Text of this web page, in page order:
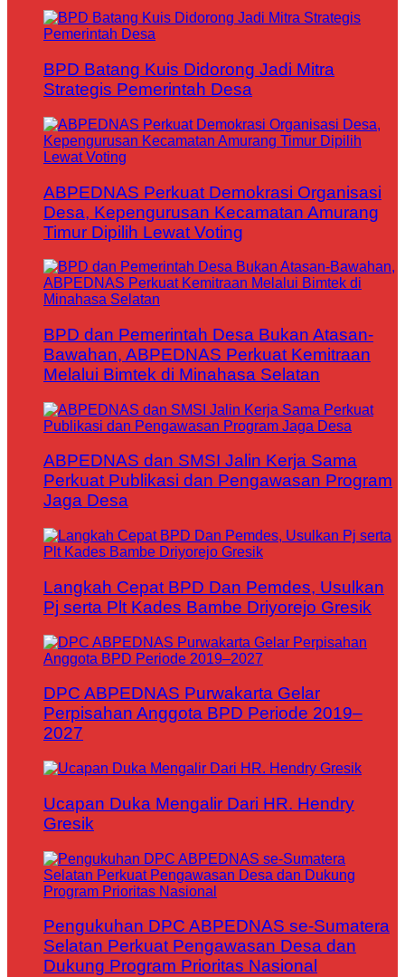
BPD Batang Kuis Didorong Jadi Mitra
Strategis Pemerintah Desa
ABPEDNAS Perkuat Demokrasi Organisasi
Desa, Kepengurusan Kecamatan Amurang
Timur Dipilih Lewat Voting
BPD dan Pemerintah Desa Bukan Atasan-
Bawahan, ABPEDNAS Perkuat Kemitraan
Melalui Bimtek di Minahasa Selatan
ABPEDNAS dan SMSI Jalin Kerja Sama
Perkuat Publikasi dan Pengawasan Program
Jaga Desa
Langkah Cepat BPD Dan Pemdes, Usulkan
Pj serta Plt Kades Bambe Driyorejo Gresik
DPC ABPEDNAS Purwakarta Gelar
Perpisahan Anggota BPD Periode 2019–
2027
Ucapan Duka Mengalir Dari HR. Hendry
Gresik
Pengukuhan DPC ABPEDNAS se-Sumatera
Selatan Perkuat Pengawasan Desa dan
Dukung Program Prioritas Nasional